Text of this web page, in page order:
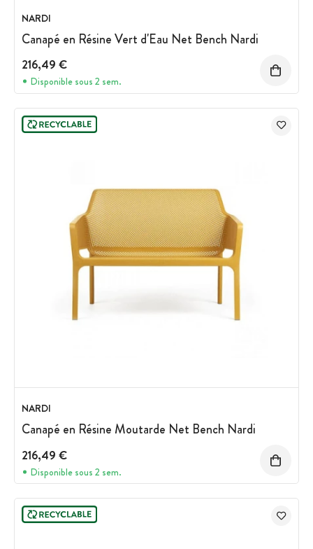
NARDI
Canapé en Résine Vert d'Eau Net Bench Nardi
216,49 €
Disponible sous 2 sem.
NARDI
Canapé en Résine Moutarde Net Bench Nardi
216,49 €
Disponible sous 2 sem.